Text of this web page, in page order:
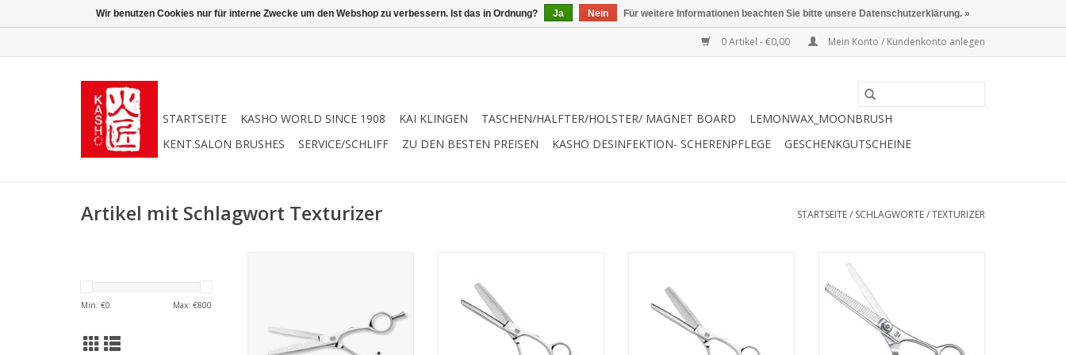
0 Artikel - €0,00 Mein Konto / Kundenkonto anlegen
STARTSEITE KASHO WORLD SINCE 1908 KAI KLINGEN TASCHEN/HALFTER/HOLSTER/ MAGNET BOARD
LEMONWAX_MOONBRUSH
KENT.SALON BRUSHES
SERVICE/SCHLIFF ZU DEN BESTEN PREISEN KASHO DESINFEKTION- SCHERENPFLEGE GESCHENKGUTSCHEINE
Artikel mit Schlagwort Texturizer STARTSEITE/ SCHLAGWORTE/TEXTURIZER
Min: €0 Max: €800
6.0 und überzeugen durch ein
sehr
Die Kasho Designmaster
Texturizer Modelle sind allesamt
6.0 und überzeugen durch ein
sehr
Die Kasho Designmaster
Texturizer Modelle sind allesamt
6.0 und überzeugen durch ein
sehr
Green Modellierschere 5,5" 30
Die KASHO Green Serie besticht
durch ihre ergonomische Semi-
Offset-Form und
Wir benutzen Cookies nur für interne Zwecke um den Webshop zu verbessern. Ist das in Ordnung? Ja Nein Für weitere Informationen beachten Sie bitte unsere Datenschutzerklärung. »